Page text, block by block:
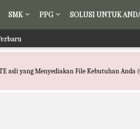
SMK PPG SOLUSI UNTUK
asli yang Menyediakan File Kebutuhan Anda